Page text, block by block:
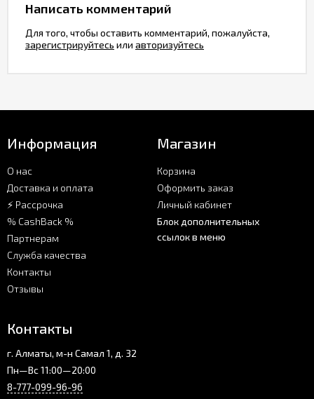
Написать комментарий
Для того, чтобы оставить комментарий, пожалуйста,
зарегистрируйтесь или авторизуйтесь
Информация
О нас
Доставка и оплата
⚡ Рассрочка
% CashBack %
Партнерам
Служба качества
Контакты
Отзывы
Магазин
Корзина
Оформить заказ
Личный кабинет
Блок дополнительных
ссылок в меню
Контакты
г. Алматы, м-н Самал 1, д. 32
Пн—Вс 11:00—20:00
8-777-099-96-96